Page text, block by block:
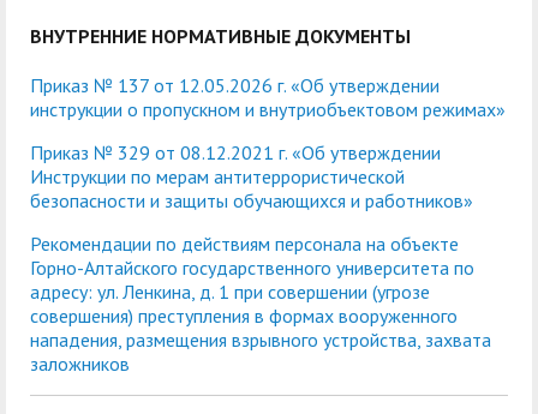
ВНУТРЕННИЕ НОРМАТИВНЫЕ ДОКУМЕНТЫ
Приказ № 137 от 12.05.2026 г. «Об утверждении
инструкции о пропускном и внутриобъектовом режимах»
Приказ № 329 от 08.12.2021 г. «Об утверждении
Инструкции по мерам антитеррористической
безопасности и защиты обучающихся и работников»
Рекомендации по действиям персонала на объекте
Горно-Алтайского государственного университета по
адресу: ул. Ленкина, д. 1 при совершении (угрозе
совершения) преступления в формах вооруженного
нападения, размещения взрывного устройства, захвата
заложников